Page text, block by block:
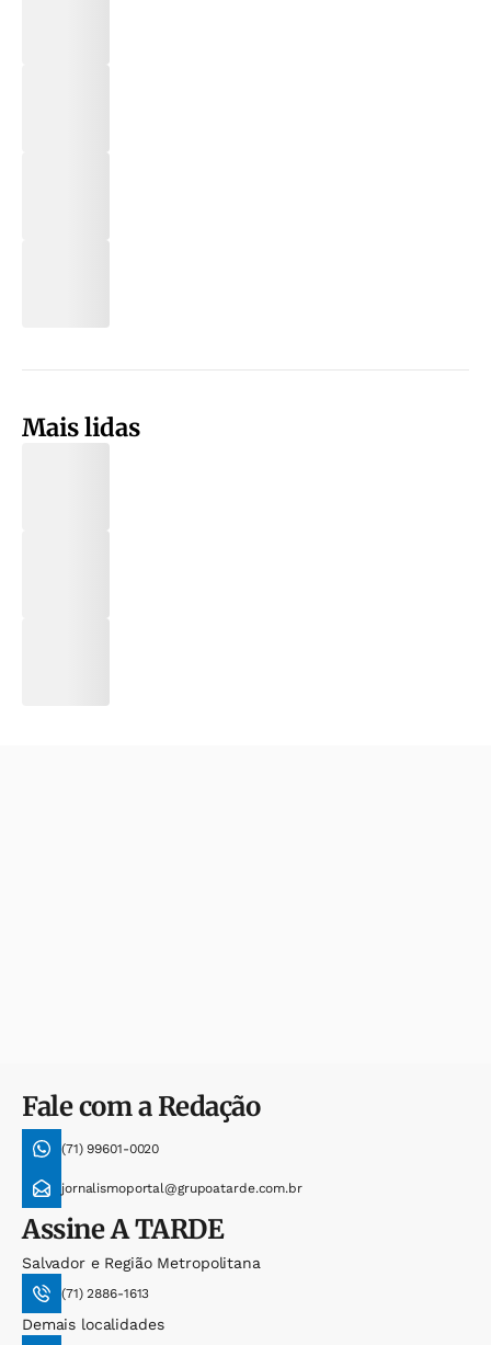
Mais lidas
Fale com a Redação
(71) 99601-0020
jornalismoportal@grupoatarde.com.br
AssineA TARDE
Salvador e Região Metropolitana
(71) 2886-1613
Demais localidades